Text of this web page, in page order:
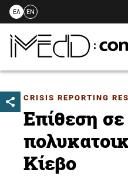
Skip
content
ΕΛ EN
CRISIS REPORTING
Επίθεση σε
Κίεβο